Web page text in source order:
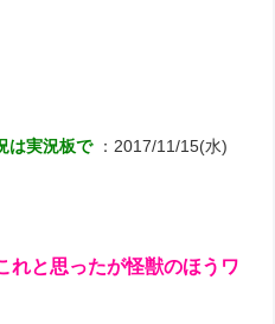
は実況板で ：2017/11/15(水)
れと思ったが怪獣のほうワ